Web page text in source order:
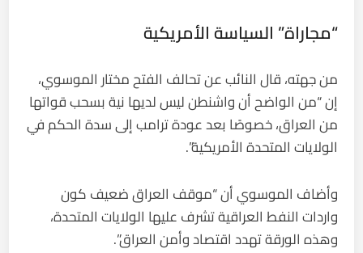
“مجاراة” السياسة الأمريكية
من جهته، قال النائب عن تحالف الفتح مختار الموسوي،
إن “من الواضح أن واشنطن ليس لديها نية بسحب قواتها
من العراق، خصوصًا بعد عودة ترامب إلى سدة الحكم في
الولايات المتحدة الأمريكية”.
وأضاف الموسوي أن “موقف العراق ضعيف كون
واردات النفط العراقية تشرف عليها الولايات المتحدة،
وهذه الورقة تهدد اقتصاد وأمن العراق”.